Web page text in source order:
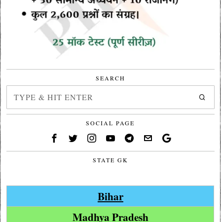
SEARCH
SOCIAL PAGE
STATE GK
Bihar
Madhya Pradesh